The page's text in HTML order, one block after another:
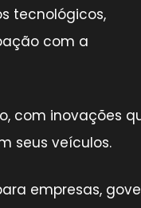
tecnológicos,
com a
com inovações
seus veículos.
empresas,